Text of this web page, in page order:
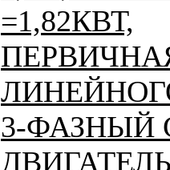
=1,82КВТ,
3-ФАЗНЫЙ